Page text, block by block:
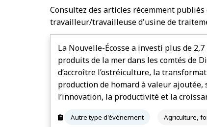
Consultez des articles récemment publiés
travailleur/travailleuse d'usine de
La Nouvelle-Écosse a investi plus de
produits de la mer dans les comtés de
d’accroître l’ostréiculture, la
production de homard à valeur ajoutée,
l’innovation, la productivité et la
Autre type d'événement Agriculture,